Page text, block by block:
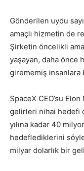
Gönderilen uydu
amaçlı hizmetin de
Şirketin öncelikli
yaşayan, daha önce
girememiş insanlara
SpaceX CEO’su
gelirleri nihai hedefi
yılına kadar 40
hedeflediklerini
milyar dolarlık bir